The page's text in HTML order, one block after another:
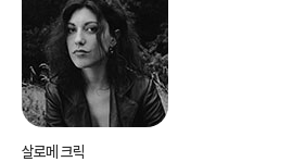
살로메 크릭